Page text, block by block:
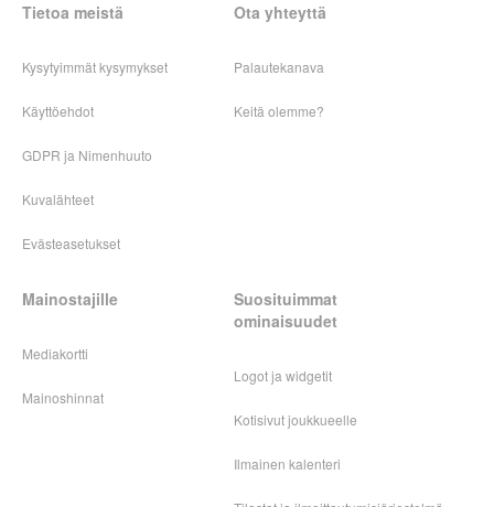
Tietoa meistä
Kysytyimmät kysymykset
Käyttöehdot
GDPR ja Nimenhuuto
Kuvalähteet
Evästeasetukset
Ota yhteyttä
Palautekanava
Keitä olemme?
Mainostajille
Mediakortti
Mainoshinnat
Suosituimmat
ominaisuudet
Logot ja widgetit
Kotisivut joukkueelle
Ilmainen kalenteri